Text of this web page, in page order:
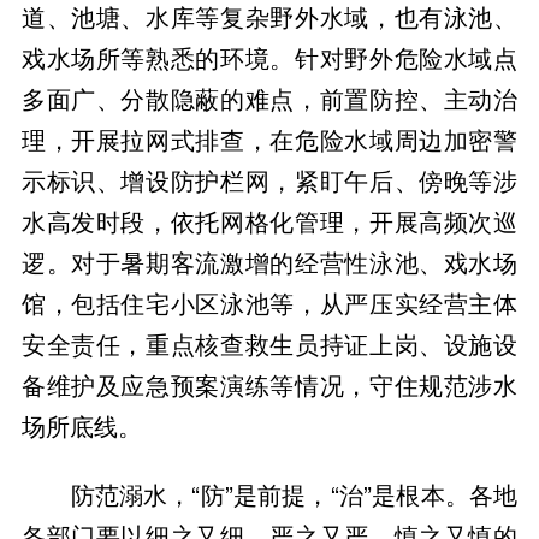
道、池塘、水库等复杂野外水域，也有泳池、
戏水场所等熟悉的环境。针对野外危险水域点
多面广、分散隐蔽的难点，前置防控、主动治
理，开展拉网式排查，在危险水域周边加密警
示标识、增设防护栏网，紧盯午后、傍晚等涉
水高发时段，依托网格化管理，开展高频次巡
逻。对于暑期客流激增的经营性泳池、戏水场
馆，包括住宅小区泳池等，从严压实经营主体
安全责任，重点核查救生员持证上岗、设施设
备维护及应急预案演练等情况，守住规范涉水
场所底线。
防范溺水，“防”是前提，“治”是根本。各地